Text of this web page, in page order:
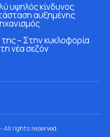
υψηλός κίνδυνος
αυξημένης
– Στην κυκλοφορία
τη νέα σεζόν
rights reserved.